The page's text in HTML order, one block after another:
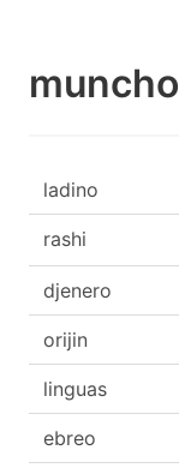
muncho
ladino
rashi
djenero
orijin
linguas
ebreo